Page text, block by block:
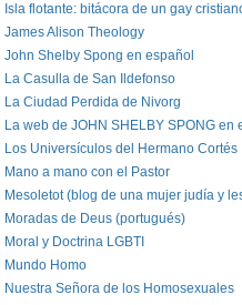
Isla flotante: bitácora de un gay
James Alison Theology
John Shelby Spong en español
La Casulla de San Ildefonso
La Ciudad Perdida de Nivorg
La web de JOHN SHELBY SPONG en
Los Universículos del Hermano Cortés
Mano a mano con el Pastor
Mesoletot (blog de una mujer judía y
Moradas de Deus (portugués)
Moral y Doctrina LGBTI
Mundo Homo
Nuestra Señora de los Homosexuales